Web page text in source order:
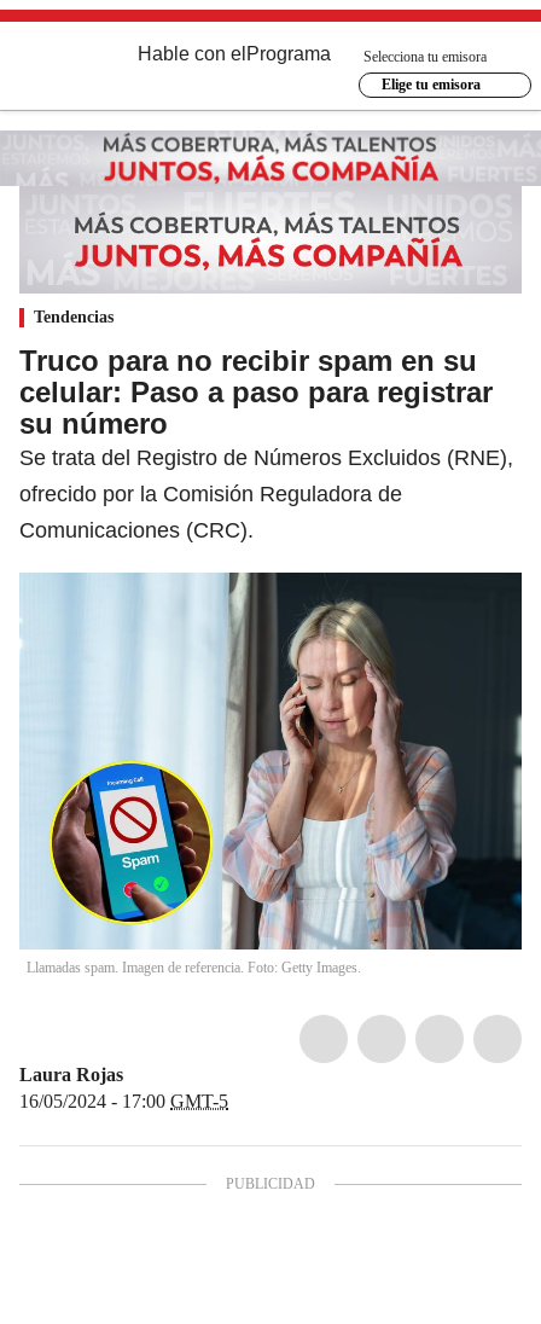
Hable con el Programa
Selecciona tu emisora
Elige tu emisora
Tendencias
Truco para no recibir spam en su
celular: Paso a paso para registrar
su número
Se trata del Registro de Números Excluidos (RNE),
ofrecido por la Comisión Reguladora de
Comunicaciones (CRC).
Llamadas spam. Imagen de referencia. Foto: Getty Images.
Laura Rojas
16/05/2024 - 17:00 GMT-5